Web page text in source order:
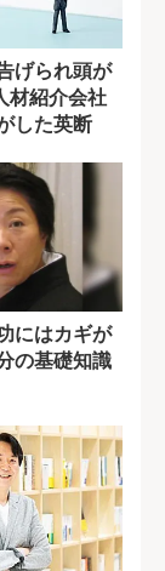
げられ頭が
材紹介会社
した英断
にはカギが
の基礎知識